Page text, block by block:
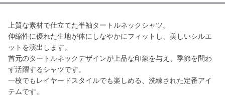
上質な素材で仕立てた半袖タートルネックシャツ。
伸縮性に優れた生地が体にしなやかにフィットし、美しいシルエ
ットを演出します。
首元のタートルネックデザインが上品な印象を与え、季節を問わ
ず活躍するシャツです。
一枚でもレイヤードスタイルでも楽しめる、洗練された定番アイ
テムです。